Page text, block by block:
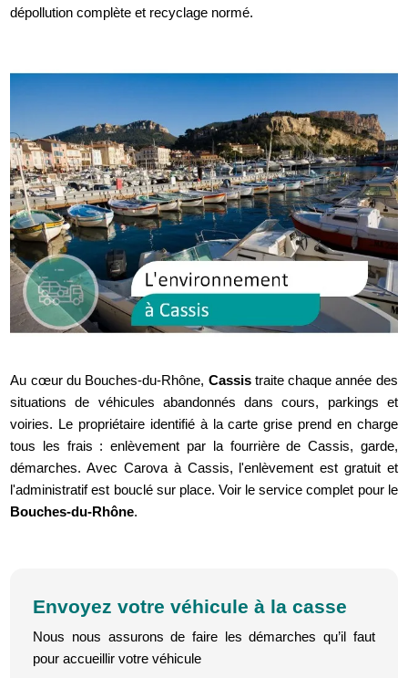
dépollution complète et recyclage normé.
Au cœur du Bouches-du-Rhône, Cassistraite chaque année des
situations de véhicules abandonnés dans cours, parkings et
voiries. Le propriétaire identifié à la carte grise prend en charge
tous les frais : enlèvement par la fourrière de Cassis, garde,
démarches. Avec Carova à Cassis, l'enlèvement est gratuit et
l'administratif est bouclé sur place. Voir le service complet pour le
Bouches-du-Rhône.
Envoyez votre véhicule à la casse
Nous nous assurons de faire les démarches qu’il faut
pour accueillir votre véhicule